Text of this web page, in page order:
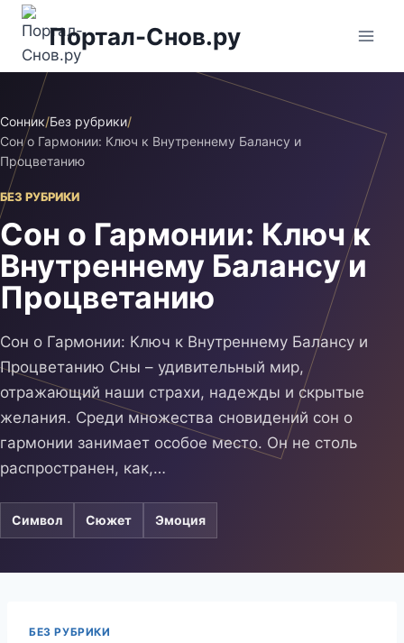
Перейти
содержимому
Портал-Снов.ру
Сонник/Без рубрики/
Сон о Гармонии: Ключ к Внутреннему Балансу и
Процветанию
БЕЗ РУБРИКИ
Сон о Гармонии: Ключ к
Внутреннему Балансу и
Процветанию
Сон о Гармонии: Ключ к Внутреннему Балансу и
Процветанию Сны – удивительный мир,
отражающий наши страхи, надежды и скрытые
желания. Среди множества сновидений сон о
гармонии занимает особое место. Он не столь
распространен, как,…
Символ Сюжет Эмоция
БЕЗ РУБРИКИ